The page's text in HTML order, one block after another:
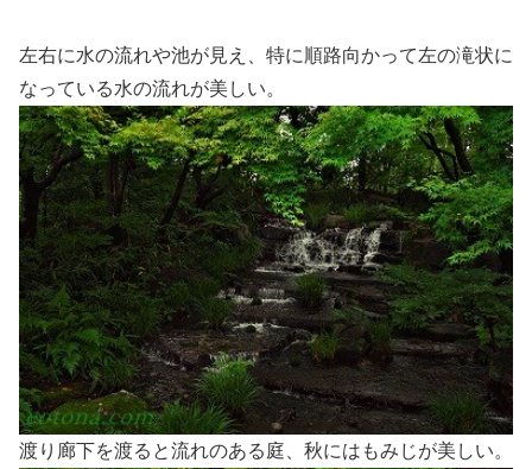
左右に水の流れや池が見え、特に順路向かって左の滝状に
なっている水の流れが美しい。
渡り廊下を渡ると流れのある庭、秋にはもみじが美しい。